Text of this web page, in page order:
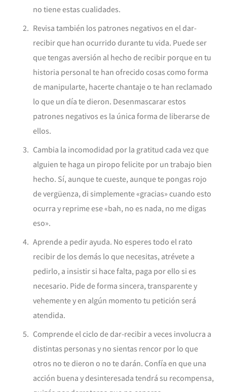
no tiene estas cualidades.
Revisa también los patrones negativos en el dar-
recibir que han ocurrido durante tu vida. Puede ser
que tengas aversión al hecho de recibir porque en tu
historia personal te han ofrecido cosas como forma
de manipularte, hacerte chantaje o te han reclamado
lo que un día te dieron. Desenmascarar estos
patrones negativos es la única forma de liberarse de
ellos.
Cambia la incomodidad por la gratitud cada vez que
alguien te haga un piropo felicite por un trabajo bien
hecho. Sí, aunque te cueste, aunque te pongas rojo
de vergüenza, di simplemente «gracias» cuando esto
ocurra y reprime ese «bah, no es nada, no me digas
eso».
Aprende a pedir ayuda. No esperes todo el rato
recibir de los demás lo que necesitas, atrévete a
pedirlo, a insistir si hace falta, paga por ello si es
necesario. Pide de forma sincera, transparente y
vehemente y en algún momento tu petición será
atendida.
Comprende el ciclo de dar-recibir a veces involucra a
distintas personas y no sientas rencor por lo que
otros no te dieron o no te darán. Confía en que una
acción buena y desinteresada tendrá su recompensa,